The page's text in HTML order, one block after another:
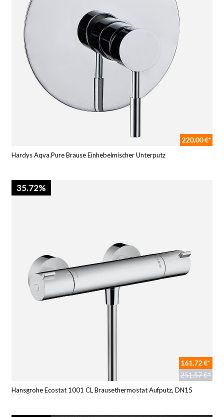
220,00 €*
Hardys Aqva.Pure Brause Einhebelmischer Unterputz
35.72%
161,72 €*
251,57 €*
Hansgrohe Ecostat 1001 CL Brausethermostat Aufputz, DN15